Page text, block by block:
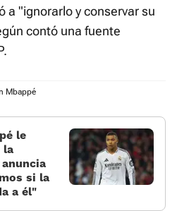
a "ignorarlo y conservar su
contó una fuente
Mbappé
le
la
si la
a él»